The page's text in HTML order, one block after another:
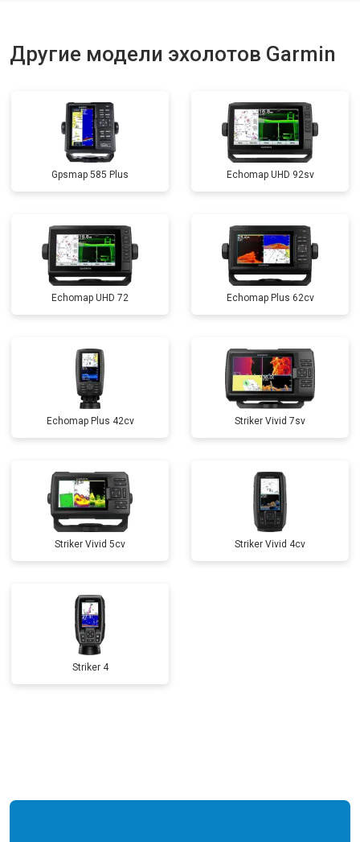
Другие модели эхолотов Garmin
Gpsmap 585 Plus Echomap UHD 92sv
Echomap UHD 72 Echomap Plus 62cv
Echomap Plus 42cv Striker Vivid 7sv
Striker Vivid 5cv Striker Vivid 4cv
Striker 4